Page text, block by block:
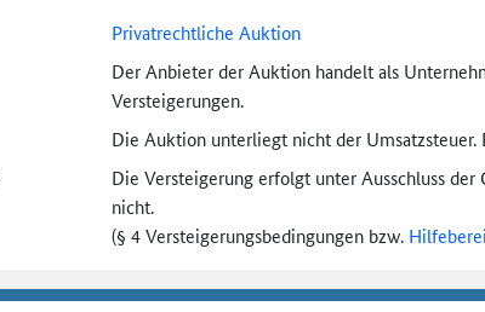
Privatrechtliche Auktion
Der Anbieter der Auktion handelt als
Versteigerungen.
Die Auktion unterliegt nicht der Umsatzsteuer.
Die Versteigerung erfolgt unter Ausschluss
nicht.
(§ 4 Versteigerungs­bedingungen bzw.